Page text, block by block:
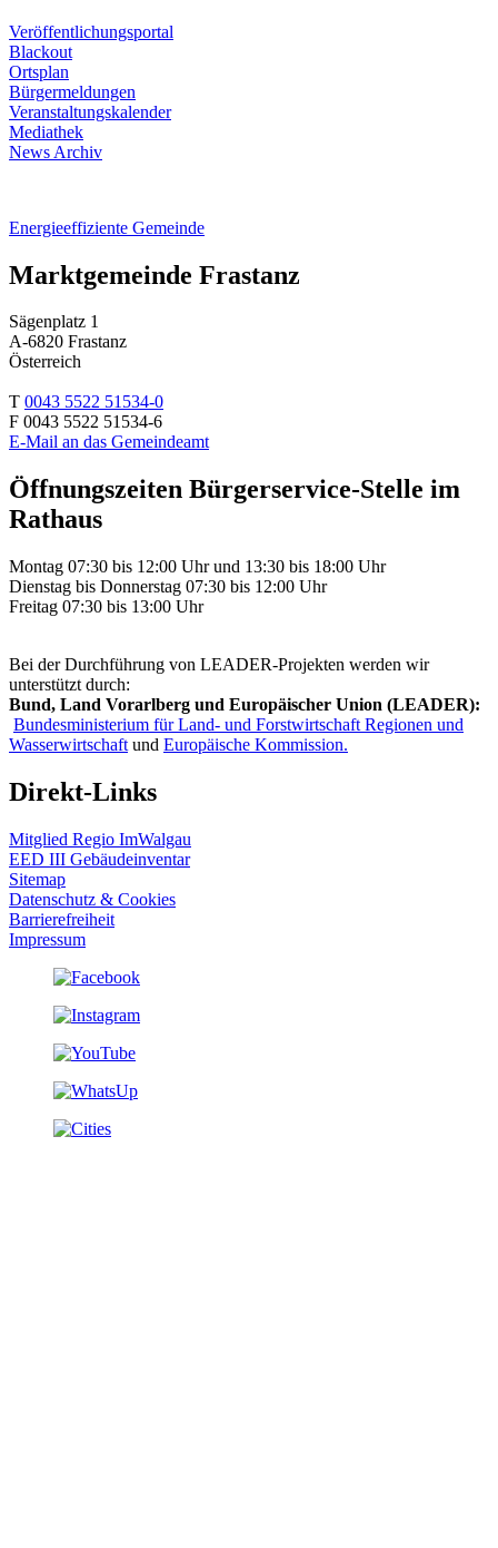
Veröffentlichungsportal
Blackout
Ortsplan
Bürgermeldungen
Veranstaltungskalender
Mediathek
News Archiv
Energieeffiziente Gemeinde
Marktgemeinde Frastanz
Sägenplatz 1
A-6820 Frastanz
Österreich
T 0043 5522 51534-0
F 0043 5522 51534-6
E-Mail an das Gemeindeamt
Öffnungszeiten Bürgerservice-Stelle im
Rathaus
Montag 07:30 bis 12:00 Uhr und 13:30 bis 18:00 Uhr
Dienstag bis Donnerstag 07:30 bis 12:00 Uhr
Freitag 07:30 bis 13:00 Uhr
Bei der Durchführung von LEADER-Projekten werden wir
unterstützt durch:
Bund, Land Vorarlberg und Europäischer Union (LEADER):
Bundesministerium für Land- und Forstwirtschaft Regionen und
Wasserwirtschaft und Europäische Kommission.
Direkt-Links
Mitglied Regio ImWalgau
EED III Gebäudeinventar
Sitemap
Datenschutz & Cookies
Barrierefreiheit
Impressum